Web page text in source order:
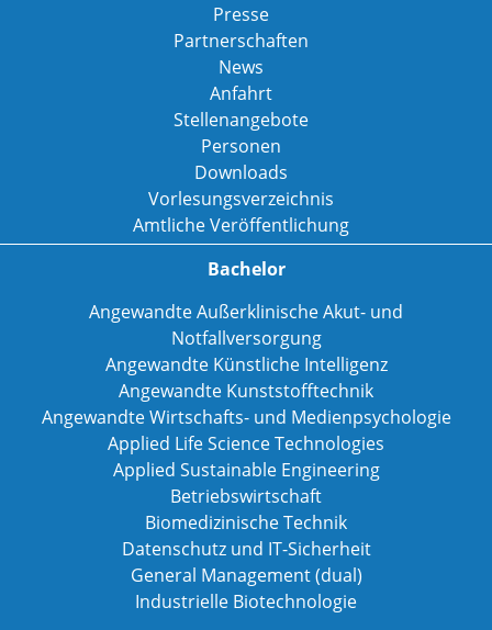
Presse
Partnerschaften
News
Anfahrt
Stellenangebote
Personen
Downloads
Vorlesungsverzeichnis
Amtliche Veröffentlichung
Bachelor
Angewandte Außerklinische Akut- und
Notfallversorgung
Angewandte Künstliche Intelligenz
Angewandte Kunststofftechnik
Angewandte Wirtschafts- und Medienpsychologie
Applied Life Science Technologies
Applied Sustainable Engineering
Betriebswirtschaft
Biomedizinische Technik
Datenschutz und IT-Sicherheit
General Management (dual)
Industrielle Biotechnologie